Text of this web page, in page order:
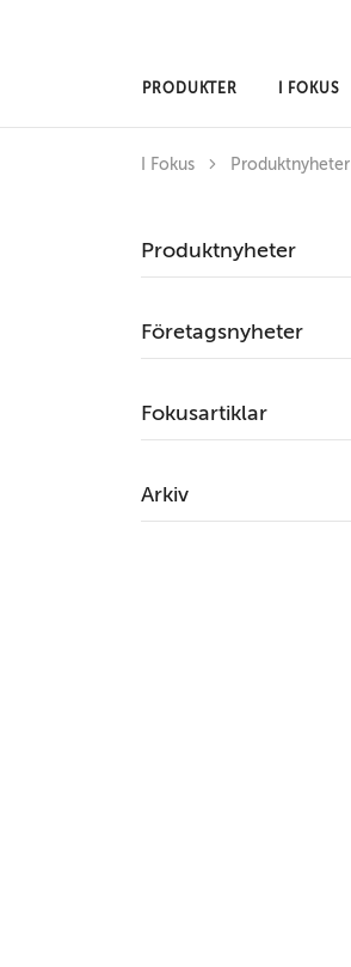
PRODUKTER I FOKUS
I Fokus Produktnyheter
Produktnyheter
Företagsnyheter
Fokusartiklar
Arkiv